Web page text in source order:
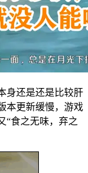
还是还是比较肝
本更新缓慢，游戏
“食之无味，弃之